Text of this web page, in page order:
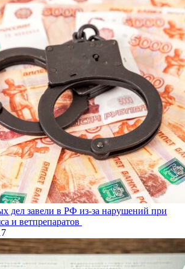
дел завели в РФ из-за нарушений при
и ветпрепаратов